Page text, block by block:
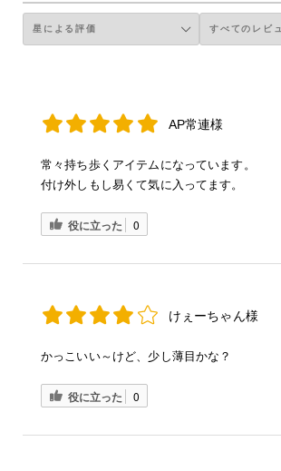
AP常連様
常々持ち歩くアイテムになっています。
付け外しもし易くて気に入ってます。
役に立った 0
けぇーちゃん様
かっこいい～けど、少し薄目かな？
役に立った 0